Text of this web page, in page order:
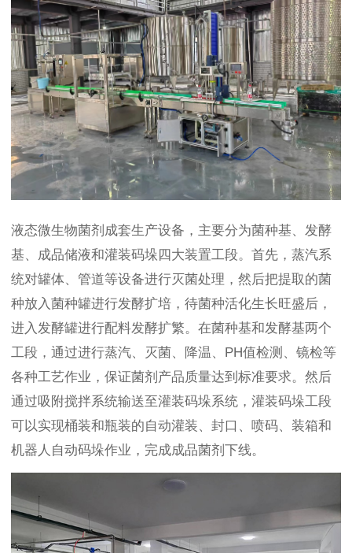
液态微生物菌剂成套生产设备，主要分为菌种基、发酵
基、成品储液和灌装码垛四大装置工段。首先，蒸汽系
统对罐体、管道等设备进行灭菌处理，然后把提取的菌
种放入菌种罐进行发酵扩培，待菌种活化生长旺盛后，
进入发酵罐进行配料发酵扩繁。在菌种基和发酵基两个
工段，通过进行蒸汽、灭菌、降温、PH值检测、镜检等
各种工艺作业，保证菌剂产品质量达到标准要求。然后
通过吸附搅拌系统输送至灌装码垛系统，灌装码垛工段
可以实现桶装和瓶装的自动灌装、封口、喷码、装箱和
机器人自动码垛作业，完成成品菌剂下线。